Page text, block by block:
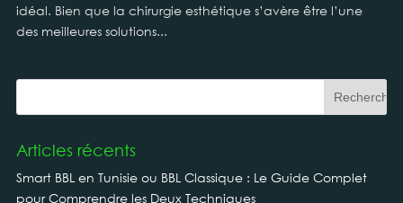
idéal. Bien que la chirurgie esthétique s’avère être l’une
des meilleures solutions...
Articles récents
Smart BBL en Tunisie ou BBL Classique : Le Guide Complet
pour Comprendre les Deux Techniques